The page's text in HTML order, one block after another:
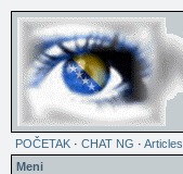
POČETAK · CHAT NG · Articles
Meni